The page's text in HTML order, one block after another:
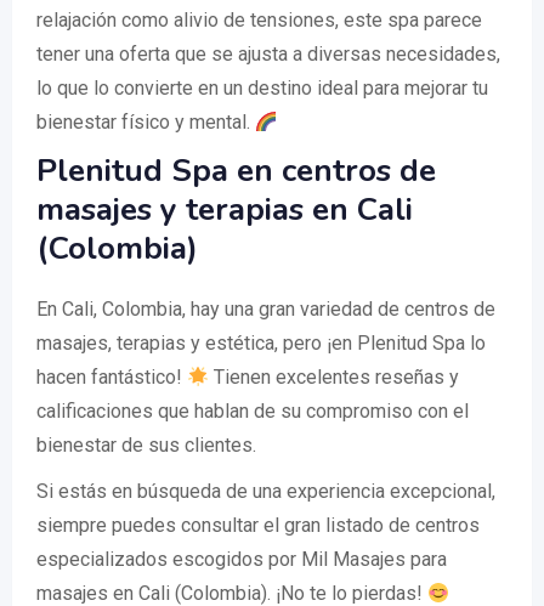
relajación como alivio de tensiones, este spa parece
tener una oferta que se ajusta a diversas necesidades,
lo que lo convierte en un destino ideal para mejorar tu
bienestar físico y mental.
Plenitud Spa en centros de
masajes y terapias en Cali
(Colombia)
En Cali, Colombia, hay una gran variedad de centros de
masajes, terapias y estética, pero ¡en Plenitud Spa lo
hacen fantástico!
Tienen excelentes reseñas y
calificaciones que hablan de su compromiso con el
bienestar de sus clientes.
Si estás en búsqueda de una experiencia excepcional,
siempre puedes consultar el gran listado de centros
especializados escogidos por Mil Masajes para
masajes en Cali (Colombia). ¡No te lo pierdas!